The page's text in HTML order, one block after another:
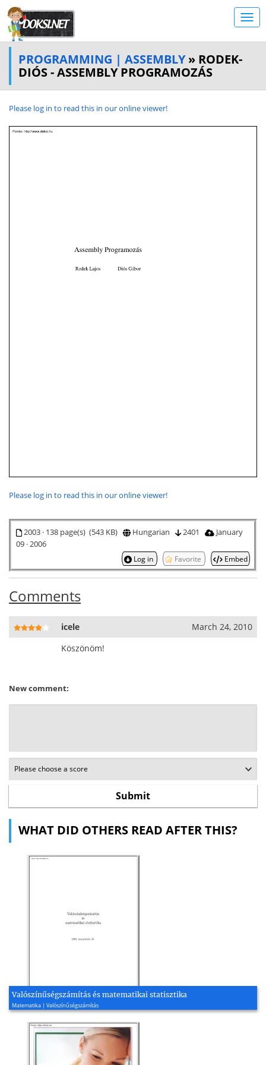
PROGRAMMING | ASSEMBLY» RODEK-
DIÓS - ASSEMBLY PROGRAMOZÁS
Please log in to read this in our online viewer!
Please log in to read this in our online viewer!
2003 · 138 page(s) (543 KB) Hungarian 2401
January
09 · 2006
Log in Favorite Embed
Comments
icele
March 24, 2010
Köszönöm!
New comment:
WHAT DID OTHERS READ AFTER THIS?
Valószínűségszámítás és matematikai statisztika
Matematika | Valószínűségszámítás